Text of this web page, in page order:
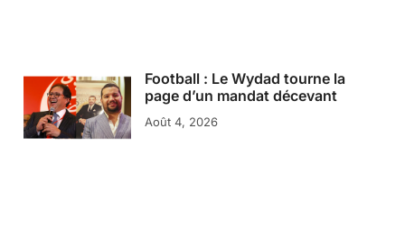
Football : Le Wydad tourne la
page d’un mandat décevant
Août 4, 2026